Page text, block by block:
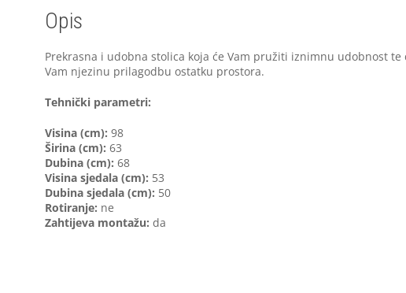
Opis
Prekrasna i udobna stolica koja će Vam pružiti iznimnu udobnost
Vam njezinu prilagodbu ostatku prostora.
Tehnički parametri:
Visina (cm): 98
Širina (cm): 63
Dubina (cm): 68
Visina sjedala (cm): 53
Dubina sjedala (cm): 50
Rotiranje: ne
Zahtijeva montažu: da